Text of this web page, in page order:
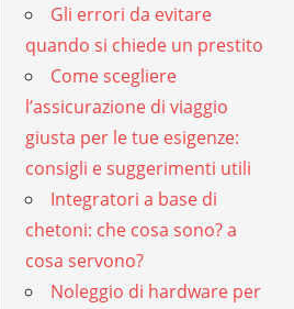
Gli errori da evitare
quando si chiede un prestito
Come scegliere
l’assicurazione di viaggio
giusta per le tue esigenze:
consigli e suggerimenti utili
Integratori a base di
chetoni: che cosa sono? a
cosa servono?
Noleggio di hardware per